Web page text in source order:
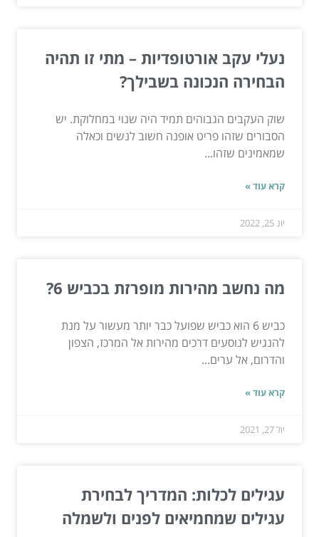
נעלי עקב אורטופדיות – מתי זו תהיה
הבחירה הנכונה בשבילך?
שוק העקבים הגבוהים תמיד היה שנוי במחלוקת. יש
הסבורים שזהו פריט אופנה חשוב לנשים וכאלה
שמאמינים שזהו...
קרא עוד »
יונ 25, 2022
מה נחשב מהירות מופרזת בכביש 6?
כביש 6 הוא כביש שפועל כבר יותר מעשור על מנת
להנגיש לנוסעים דרכים מהירות אל המרכז, הצפון
והדרום, אל ערים...
קרא עוד »
יול 27, 2021
עגילים לכלות: המדריך לבחירת
עגילים שמחמיאים לפנים ולשמלה